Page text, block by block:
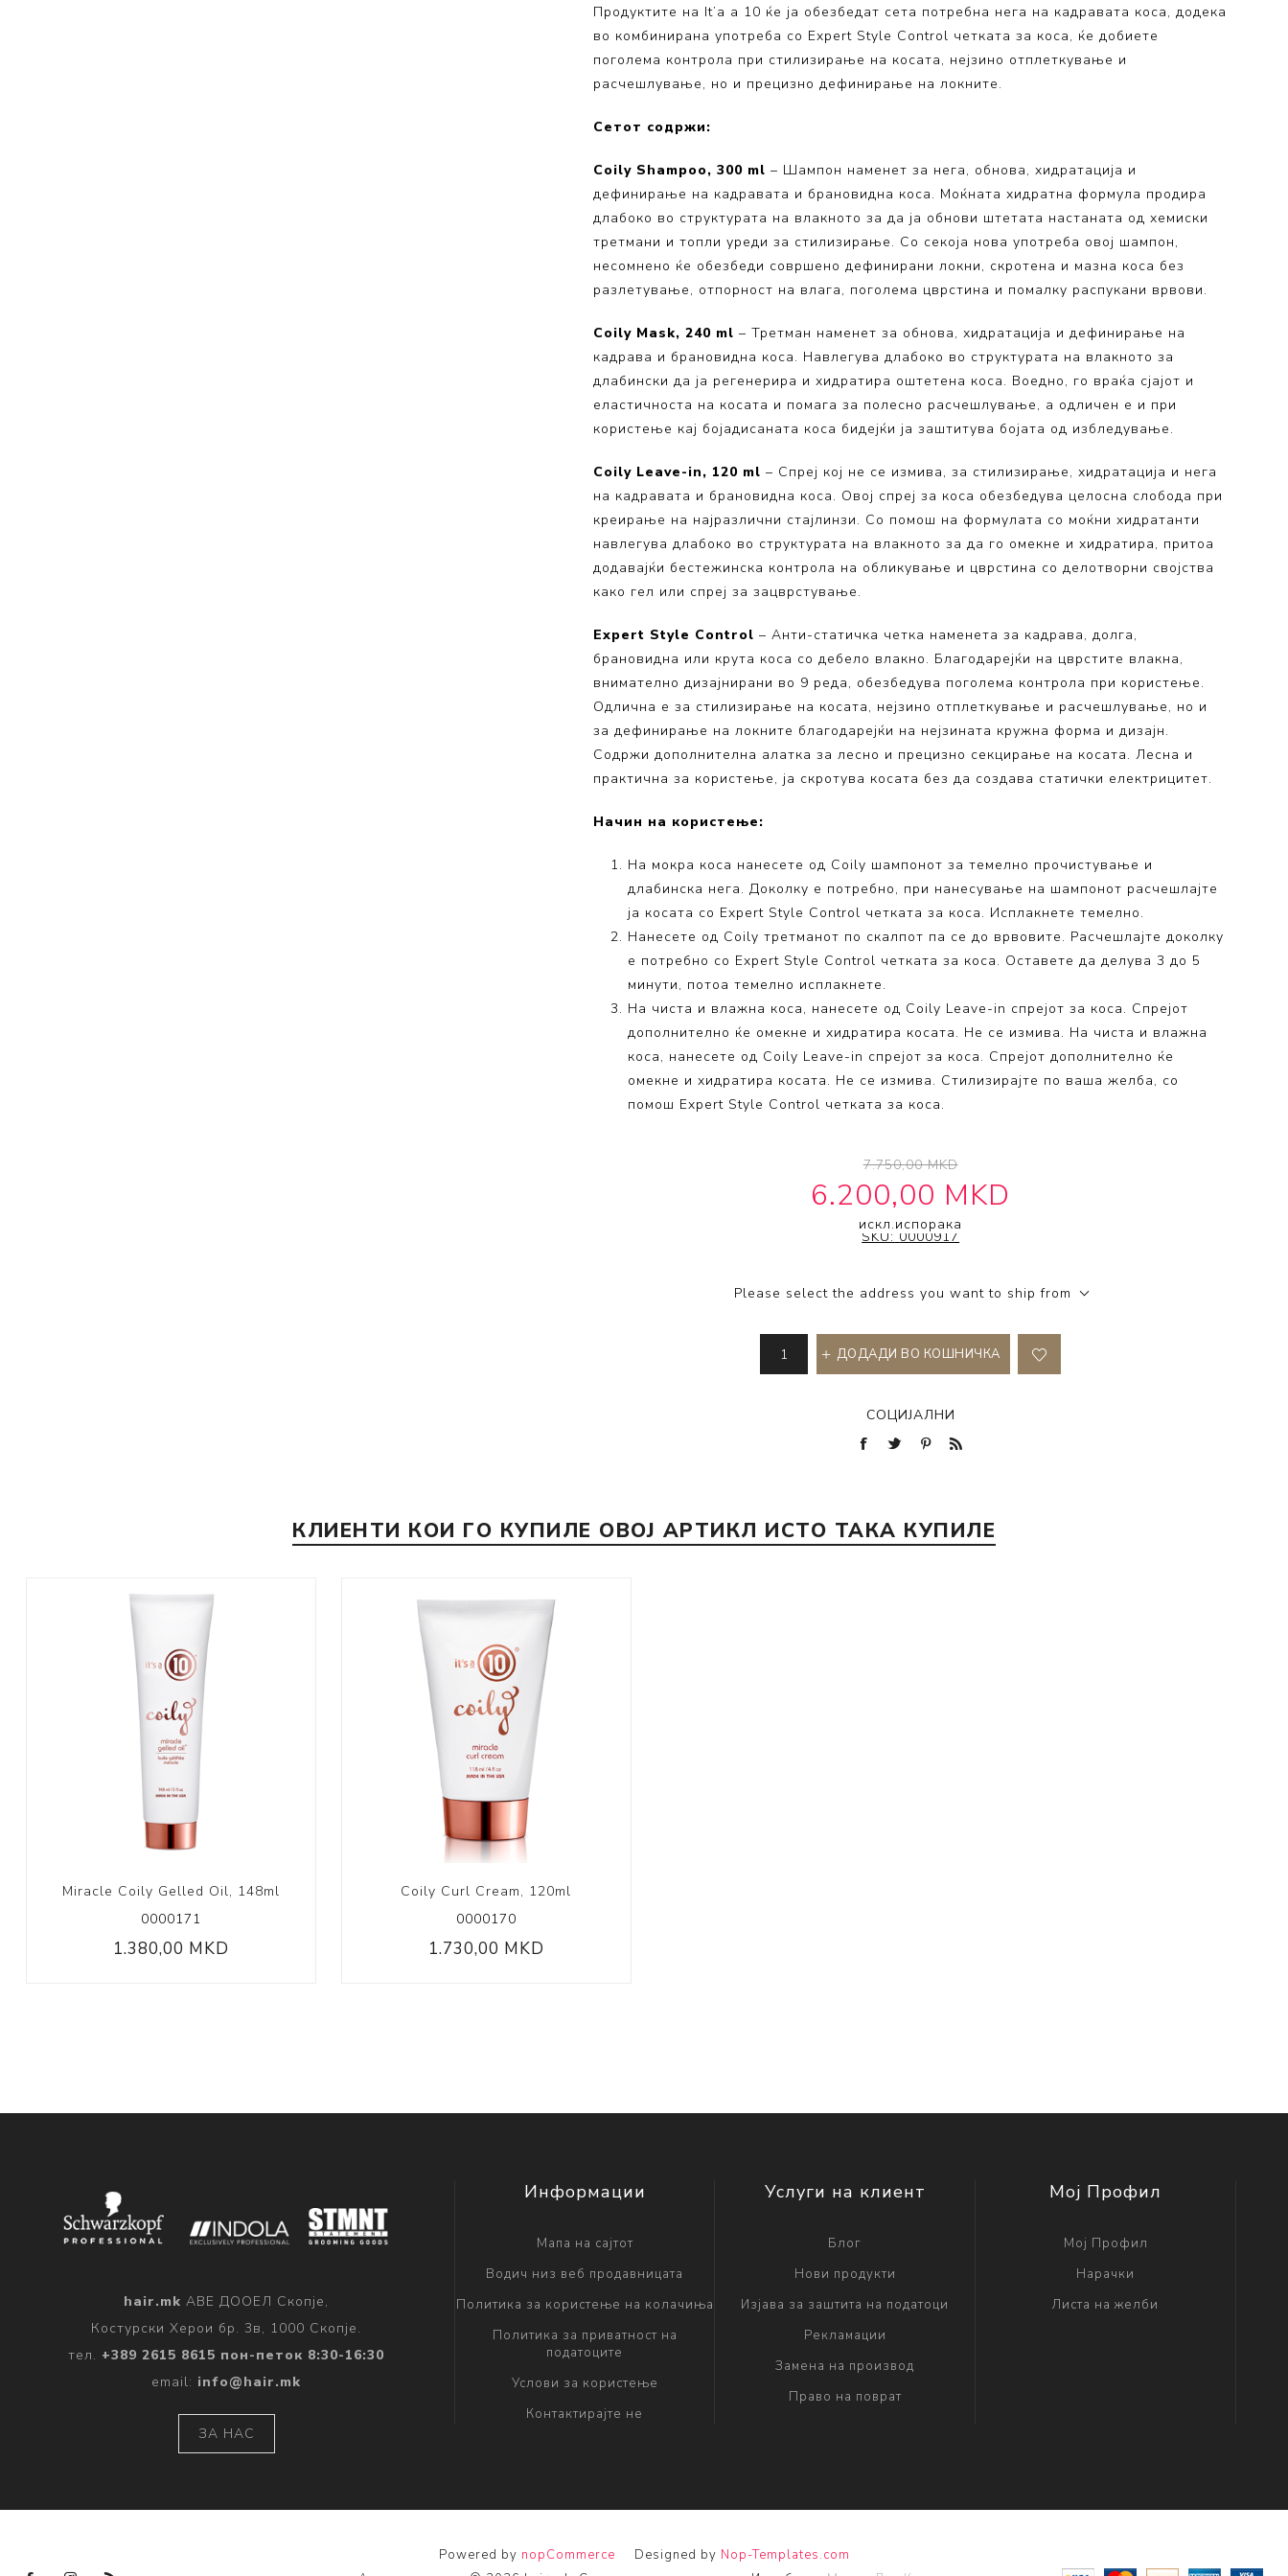
Volumizing Collection
Продуктите на It’a a 10 ќе ја обезбедат сета потребна нега на кадравата коса, додека
во комбинирана употреба со Expert Style Control четката за коса, ќе добиете
поголема контрола при стилизирање на косата, нејзино отплеткување и
расчешлување, но и прецизно дефинирање на локните.
Сетот содржи:
Coily Shampoo, 300 ml – Шампон наменет за нега, обнова, хидратација и
дефинирање на кадравата и брановидна коса. Моќната хидратна формула продира
длабоко во структурата на влакното за да ја обнови штетата настаната од хемиски
третмани и топли уреди за стилизирање. Со секоја нова употреба овој шампон,
несомнено ќе обезбеди совршено дефинирани локни, скротена и мазна коса без
разлетување, отпорност на влага, поголема цврстина и помалку распукани врвови.
Coily Mask, 240 ml – Третман наменет за обнова, хидратација и дефинирање на
кадрава и брановидна коса. Навлегува длабоко во структурата на влакното за
длабински да ја регенерира и хидратира оштетена коса. Воедно, го враќа сјајот и
еластичноста на косата и помага за полесно расчешлување, а одличен е и при
користење кај бојадисаната коса бидејќи ја заштитува бојата од избледување.
Coily Leave-in, 120 ml – Спреј кој не се измива, за стилизирање, хидратација и нега
на кадравата и брановидна коса. Овој спреј за коса обезбедува целосна слобода при
креирање на најразлични стајлинзи. Со помош на формулата со моќни хидратанти
навлегува длабоко во структурата на влакното за да го омекне и хидратира, притоа
додавајќи бестежинска контрола на обликување и цврстина со делотворни својства
како гел или спреј за зацврстување.
Expert Style Control – Анти-статичка четка наменета за кадрава, долга,
брановидна или крута коса со дебело влакно. Благодарејќи на цврстите влакна,
внимателно дизајнирани во 9 реда, обезбедува поголема контрола при користење.
Одлична е за стилизирање на косата, нејзино отплеткување и расчешлување, но и
за дефинирање на локните благодарејќи на нејзината кружна форма и дизајн.
Содржи дополнителна алатка за лесно и прецизно секцирање на косата. Лесна и
практична за користење, ја скротува косата без да создава статички електрицитет.
Начин на користење:
На мокра коса нанесете од Coily шампонот за темелно прочистување и
длабинска нега. Доколку е потребно, при нанесување на шампонот расчешлајте
ја косата со Expert Style Control четката за коса. Исплакнете темелно.
Нанесете од Coily третманот по скалпот па се до врвовите. Расчешлајте доколку
е потребно со Expert Style Control четката за коса. Оставете да делува 3 до 5
минути, потоа темелно исплакнете.
На чиста и влажна коса, нанесете од Coily Leave-in спрејот за коса. Спрејот
дополнително ќе омекне и хидратира косата. Не се измива. На чиста и влажна
коса, нанесете од Coily Leave-in спрејот за коса. Спрејот дополнително ќе
омекне и хидратира косата. Не се измива. Стилизирајте по ваша желба, со
помош Expert Style Control четката за коса.
7.750,00 MKD
6.200,00 MKD
искл.испорака
SKU: 0000917
Please select the address you want to ship from
ДОДАДИ ВО КОШНИЧКА
СОЦИЈАЛНИ
КЛИЕНТИ КОИ ГО КУПИЛЕ ОВОЈ АРТИКЛ ИСТО ТАКА КУПИЛЕ
Miracle Coily Gelled Oil, 148ml
0000171
1.380,00 MKD
Coily Curl Cream, 120ml
0000170
1.730,00 MKD
hair.mk АВЕ ДООЕЛ Скопје,
Костурски Херои бр. 3в, 1000 Скопје.
тел. +389 2615 8615 пон-петок 8:30-16:30
email: info@hair.mk
ЗА НАС
Информации
Мапа на сајтот
Водич низ веб продавницата
Политика за користење на колачиња
Политика за приватност на
податоците
Услови за користење
Контактирајте не
Услуги на клиент
Блог
Нови продукти
Изјава за заштита на податоци
Рекламации
Замена на производ
Право на поврат
Мој Профил
Мој Профил
Нарачки
Листа на желби
Powered by nopCommerce Designed by Nop-Templates.com